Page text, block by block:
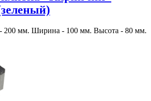
200 мм. Ширина - 100 мм. Высота - 80 мм.